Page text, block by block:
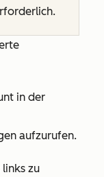
in der
aufzurufen.
zu